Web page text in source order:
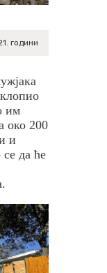
години
им
око 200
и
да ће